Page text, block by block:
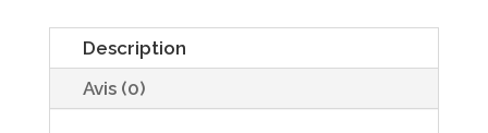
Description
Avis (0)